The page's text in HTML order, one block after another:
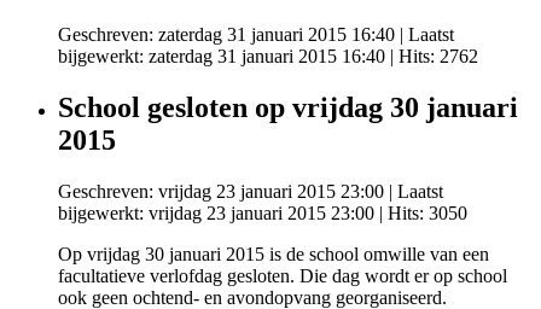
Geschreven: zaterdag 31 januari 2015 16:40 | Laatst
bijgewerkt: zaterdag 31 januari 2015 16:40 | Hits: 2762
School gesloten op vrijdag 30 januari
2015
Geschreven: vrijdag 23 januari 2015 23:00 | Laatst
bijgewerkt: vrijdag 23 januari 2015 23:00 | Hits: 3050
Op vrijdag 30 januari 2015 is de school omwille van een
facultatieve verlofdag gesloten. Die dag wordt er op school
ook geen ochtend- en avondopvang georganiseerd.